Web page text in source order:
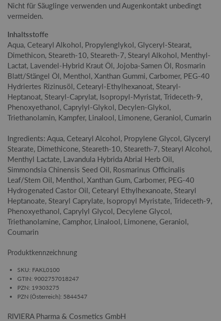
Nicht für Säuglinge verwenden und Augenkontakt unbedingt
vermeiden.
Inhaltsstoffe
Aqua, Cetearyl Alkohol, Propylenglykol, Glyceryl-Stearat,
Dimethicon, Steareth-10, Steareth-7, Stearyl Alkohol, Menthyl-
Lactat, Lavendel-Hybrid Kraut Öl, Jojoba-Samen Öl, Rosmarin
Blatt/Stängel Öl, Menthol, Xanthan Gummi, Carbomer, PEG-40
Hydriertes Rizinusöl, Cetearyl-Ethylhexanoat, Stearyl-
Heptanoat, Stearyl-Caprylat, Isopropyl-Myristat, Trideceth-9,
Phenoxyethanol, Caprylyl-Glykol, Decylen-Glykol,
Triethanolamin, Kampfer, Linalool, Limonene, Geraniol, Cumarin
Ingredients: Aqua, Cetearyl Alcohol, Propylene Glycol, Glyceryl
Stearate, Dimethicone, Steareth-10, Steareth-7, Stearyl Alcohol,
Menthyl Lactate, Lavandula Hybrida Abrial Herb Oil,
Simmondsia Chinensis Seed Oil, Rosmarinus Officinalis
Leaf/Stem Oil, Menthol, Xanthan Gum, Carbomer, PEG-40
Hydrogenated Castor Oil, Cetearyl Ethylhexanoate, Stearyl
Heptanoate, Stearyl Caprylate, Isopropyl Myristate, Trideceth-9,
Phenoxyethanol, Caprylyl Glycol, Decylene Glycol,
Triethanolamine, Camphor, Linalool, Limonene, Geraniol,
Coumarin
Produktkennzeichnung
SKU: FAKL0100
GTIN: 9002757018247
PZN: 19303275
PZN (Österreich): 5844547
RIVIERA Pharma & Cosmetics GmbH